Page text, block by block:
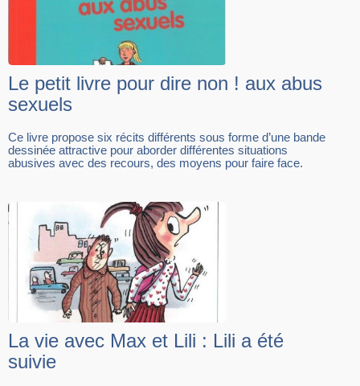
Le petit livre pour dire non ! aux abus
sexuels
Ce livre propose six récits différents sous forme d’une bande
dessinée attractive pour aborder différentes situations
abusives avec des recours, des moyens pour faire face.
La vie avec Max et Lili : Lili a été
suivie